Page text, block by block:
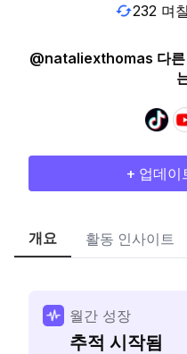
232 며
@nataliexthomas 다른
+ 업데이
개요 활동 인사이트
월간 성장
추적 시작됨